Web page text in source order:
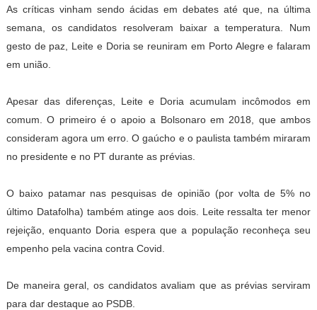
As críticas vinham sendo ácidas em debates até que, na última
semana, os candidatos resolveram baixar a temperatura. Num
gesto de paz, Leite e Doria se reuniram em Porto Alegre e falaram
em união.
Apesar das diferenças, Leite e Doria acumulam incômodos em
comum. O primeiro é o apoio a Bolsonaro em 2018, que ambos
consideram agora um erro. O gaúcho e o paulista também miraram
no presidente e no PT durante as prévias.
O baixo patamar nas pesquisas de opinião (por volta de 5% no
último Datafolha) também atinge aos dois. Leite ressalta ter menor
rejeição, enquanto Doria espera que a população reconheça seu
empenho pela vacina contra Covid.
De maneira geral, os candidatos avaliam que as prévias serviram
para dar destaque ao PSDB.